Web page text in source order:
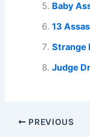
Baby
13
Strange
Judge
PREVIOUS